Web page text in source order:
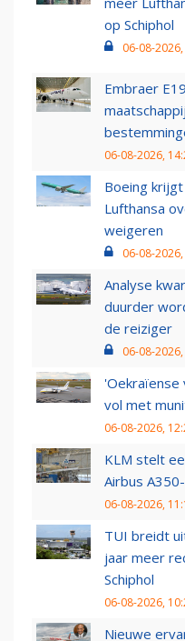
op Schiphol
06-08-
Embraer
06-08-2026,
Boeing
Lufthansa
weigeren
06-08-
Analyse
duurder
de reiziger
06-08-
'Oekraïense
vol met
06-08-2026,
KLM stelt
Airbus
06-08-2026,
TUI breidt
jaar meer
Schiphol
06-08-2026,
Nieuwe